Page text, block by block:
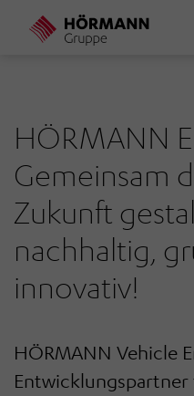
Direkt
HÖRMANN
Gemeinsam
Zukunft
nachhaltig,
innovativ!
HÖRMANN Vehicle